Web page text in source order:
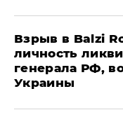
​Взрыв в Balzi
личность
генерала РФ,
Украины